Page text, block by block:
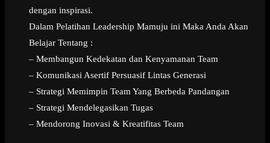
dengan inspirasi.
Dalam Pelatihan Leadership Mamuju ini Maka Anda Akan
Belajar Tentang :
– Membangun Kedekatan dan Kenyamanan Team
– Komunikasi Asertif Persuasif Lintas Generasi
– Strategi Memimpin Team Yang Berbeda Pandangan
– Strategi Mendelegasikan Tugas
– Mendorong Inovasi & Kreatifitas Team